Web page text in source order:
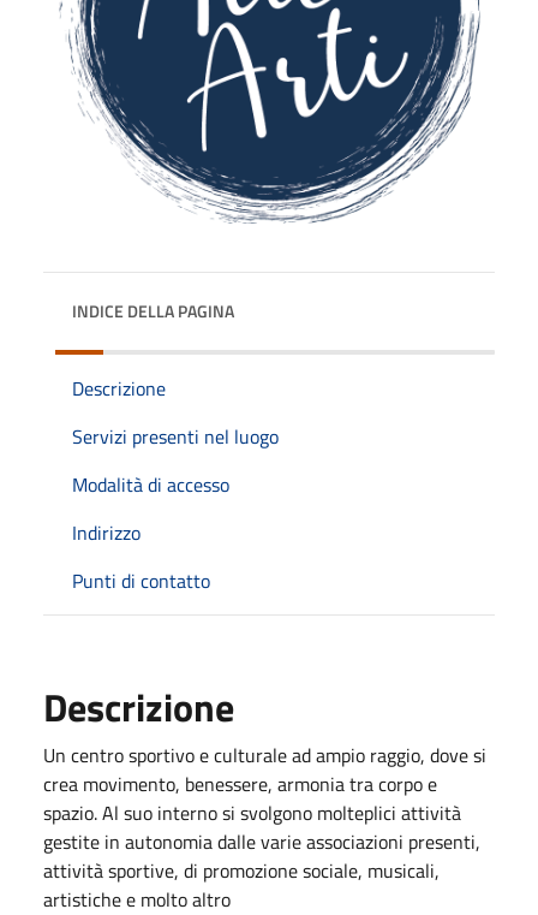
INDICE DELLA PAGINA
Descrizione
Servizi presenti nel luogo
Modalità di accesso
Indirizzo
Punti di contatto
Descrizione
Un centro sportivo e culturale ad ampio raggio, dove si
crea movimento, benessere, armonia tra corpo e
spazio. Al suo interno si svolgono molteplici attività
gestite in autonomia dalle varie associazioni presenti,
attività sportive, di promozione sociale, musicali,
artistiche e molto altro